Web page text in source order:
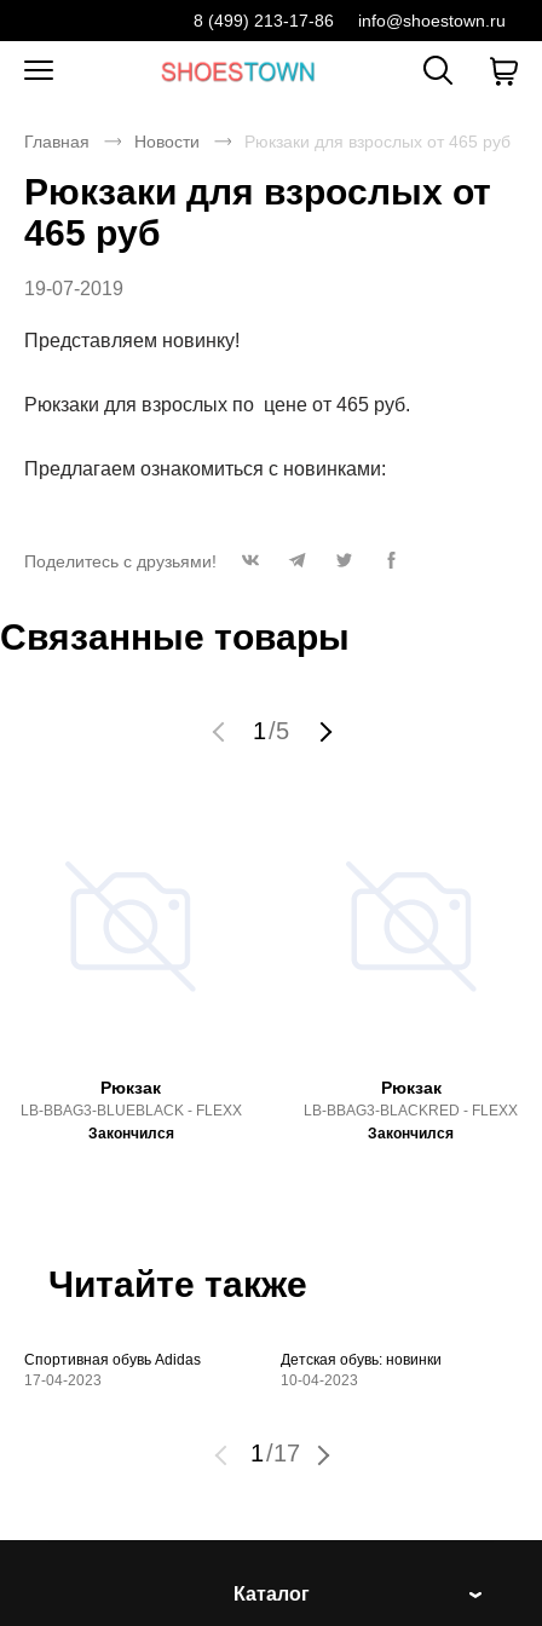
8 (499) 213-17-86 info@shoestown.ru
Главная Новости Рюкзаки для взрослых от 465 руб
Рюкзаки для взрослых от
465 руб
19-07-2019
Представляем новинку!
Рюкзаки для взрослых по цене от 465 руб.
Предлагаем ознакомиться с новинками:
Поделитесь с друзьями!
Связанные товары
1/5
Рюкзак
LB-BBAG3-BLUEBLACK - FLEXX
Закончился
Рюкзак
LB-BBAG3-BLACKRED - FLEXX
Закончился
Читайте также
Спортивная обувь Adidas
17-04-2023
Детская обувь: новинки
10-04-2023
1/17
Каталог